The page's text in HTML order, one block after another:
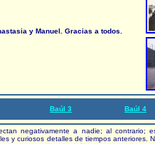
y Manuel. Gracias a todos.
Baúl 3 Baúl 4
negativamente a nadie; al contrario;
y curiosos detalles de tiempos